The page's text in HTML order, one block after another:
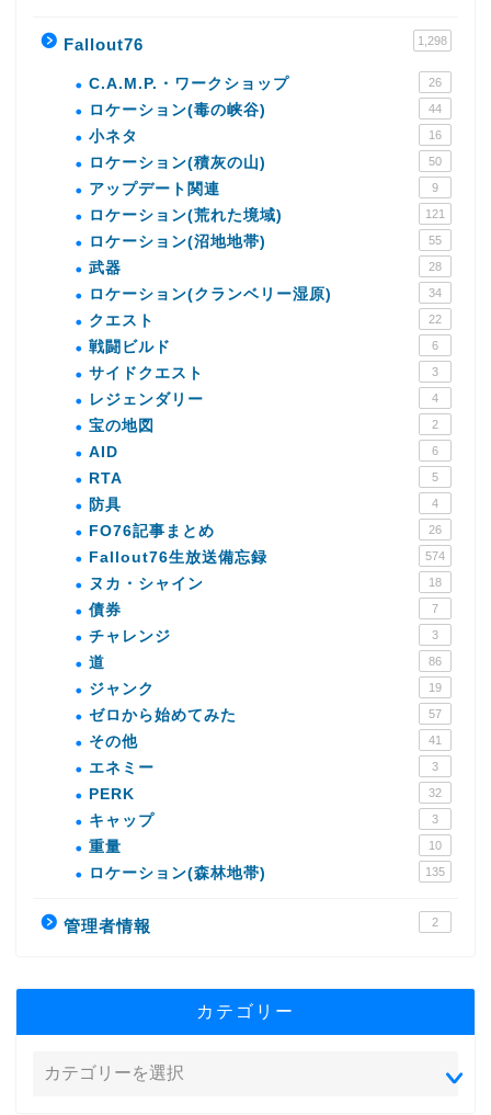
Fallout76 1,298
C.A.M.P.・ワークショップ 26
ロケーション(毒の峡谷) 44
小ネタ 16
ロケーション(積灰の山) 50
アップデート関連 9
ロケーション(荒れた境域) 121
ロケーション(沼地地帯) 55
武器 28
ロケーション(クランベリー湿原) 34
クエスト 22
戦闘ビルド 6
サイドクエスト 3
レジェンダリー 4
宝の地図 2
AID 6
RTA 5
防具 4
FO76記事まとめ 26
Fallout76生放送備忘録 574
ヌカ・シャイン 18
債券 7
チャレンジ 3
道 86
ジャンク 19
ゼロから始めてみた 57
その他 41
エネミー 3
PERK 32
キャップ 3
重量 10
ロケーション(森林地帯) 135
管理者情報 2
カテゴリー